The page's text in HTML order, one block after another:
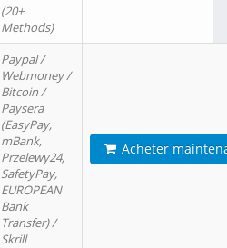
(20+
Methods)
Paypal /
Webmoney /
Bitcoin /
Paysera
(EasyPay,
mBank,
Przelewy24,
SafetyPay,
EUROPEAN
Bank
Transfer) /
Skrill
Acheter